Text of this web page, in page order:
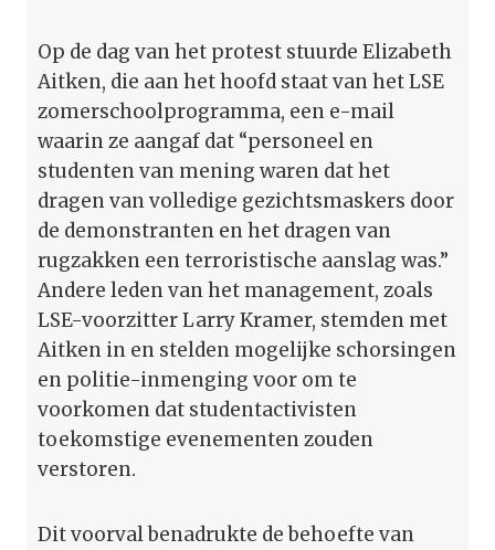
Op de dag van het protest stuurde Elizabeth
Aitken, die aan het hoofd staat van het LSE
zomerschoolprogramma, een e-mail
waarin ze aangaf dat “personeel en
studenten van mening waren dat het
dragen van volledige gezichts­maskers door
de demonstranten en het dragen van
rugzakken een terroristische aanslag was.”
Andere leden van het management, zoals
LSE-voorzitter Larry Kramer, stemden met
Aitken in en stelden mogelijke schorsingen
en politie-inmenging voor om te
voorkomen dat studentactivisten
toekomstige evenementen zouden
verstoren.
Dit voorval benadrukte de behoefte van